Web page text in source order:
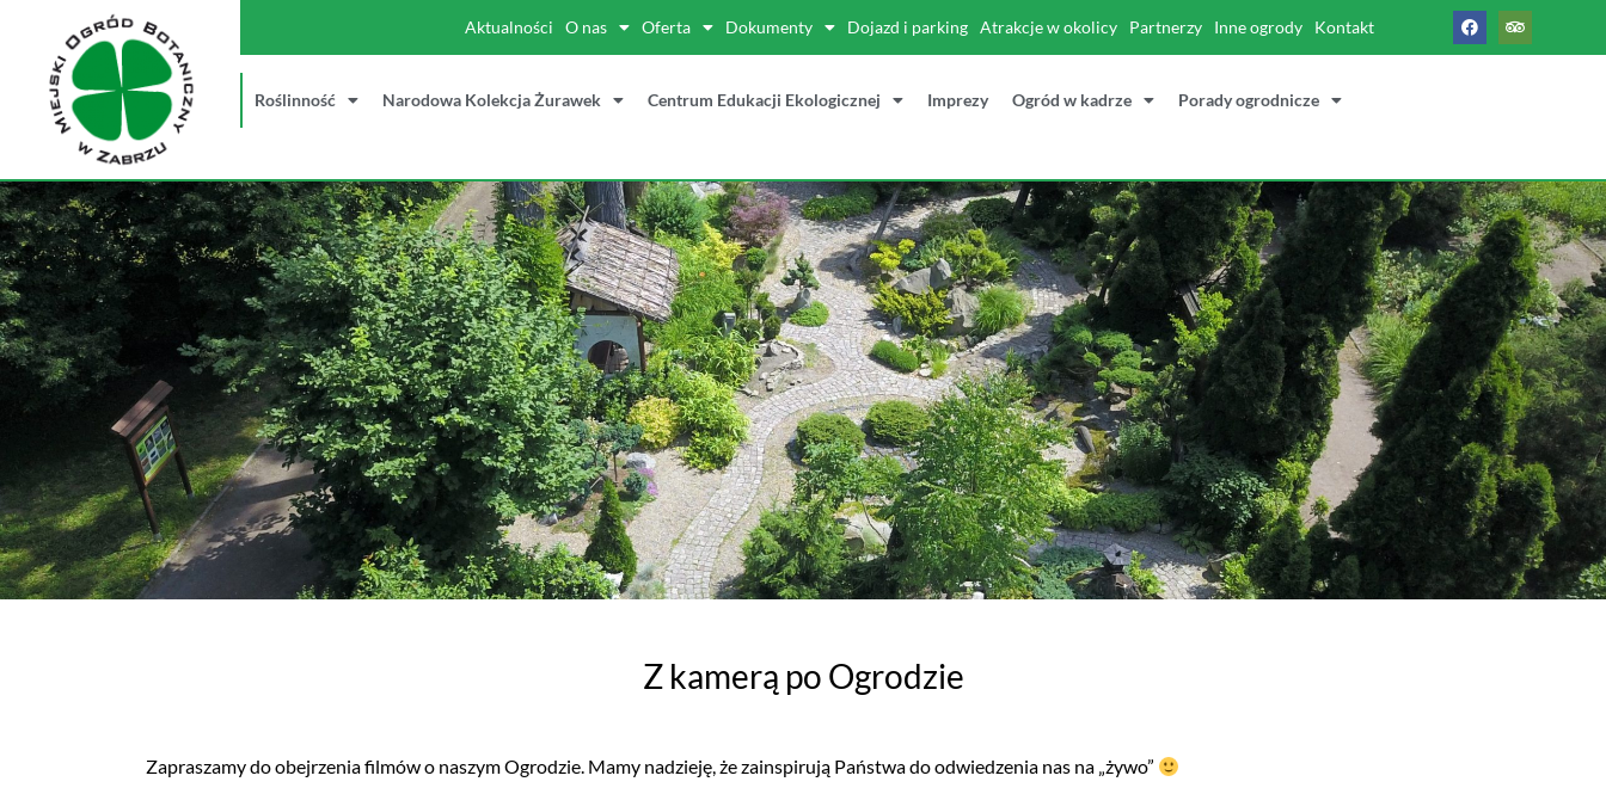
Aktualności O nas Oferta Dokumenty Dojazd i parking Atrakcje w okolicy Partnerzy Inne ogrody Kontakt
Roślinność Narodowa Kolekcja Żurawek Centrum Edukacji Ekologicznej Imprezy Ogród w kadrze Porady ogrodnicze
Z kamerą po Ogrodzie
Zapraszamy do obejrzenia filmów o naszym Ogrodzie. Mamy nadzieję, że zainspirują Państwa do odwiedzenia nas na „żywo”